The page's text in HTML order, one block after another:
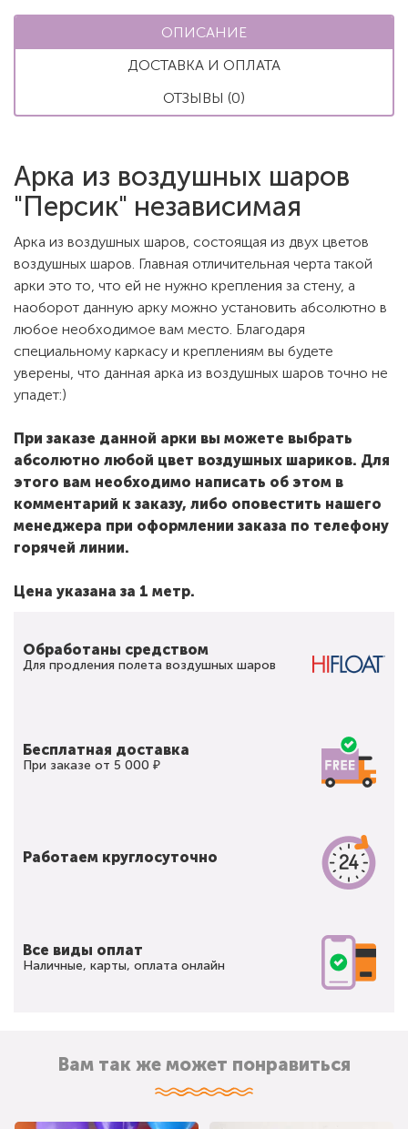
ОПИСАНИЕ
ДОСТАВКА И ОПЛАТА
ОТЗЫВЫ (0)
Арка из воздушных шаров
"Персик" независимая
Арка из воздушных шаров, состоящая из двух цветов
воздушных шаров. Главная отличительная черта такой
арки это то, что ей не нужно крепления за стену, а
наоборот данную арку можно установить абсолютно в
любое необходимое вам место. Благодаря
специальному каркасу и креплениям вы будете
уверены, что данная арка из воздушных шаров точно не
упадет:)
При заказе данной арки вы можете выбрать
абсолютно любой цвет воздушных шариков. Для
этого вам необходимо написать об этом в
комментарий к заказу, либо оповестить нашего
менеджера при оформлении заказа по телефону
горячей линии.
Цена указана за 1 метр.
Обработаны средством
Для продления полета воздушных шаров
Бесплатная доставка
При заказе от 5 000 ₽
Работаем круглосуточно
Все виды оплат
Наличные, карты, оплата онлайн
Вам так же может понравиться